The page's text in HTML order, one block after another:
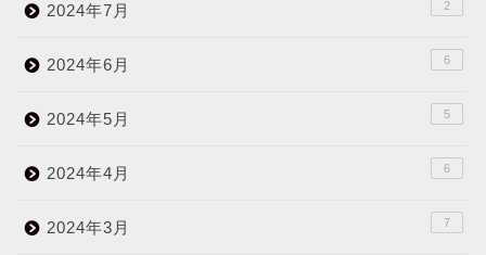
2024年7月 2
2024年6月 6
2024年5月 5
2024年4月 6
2024年3月 7